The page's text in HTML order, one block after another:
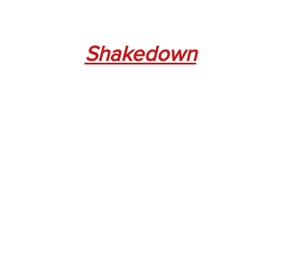
Shakedown